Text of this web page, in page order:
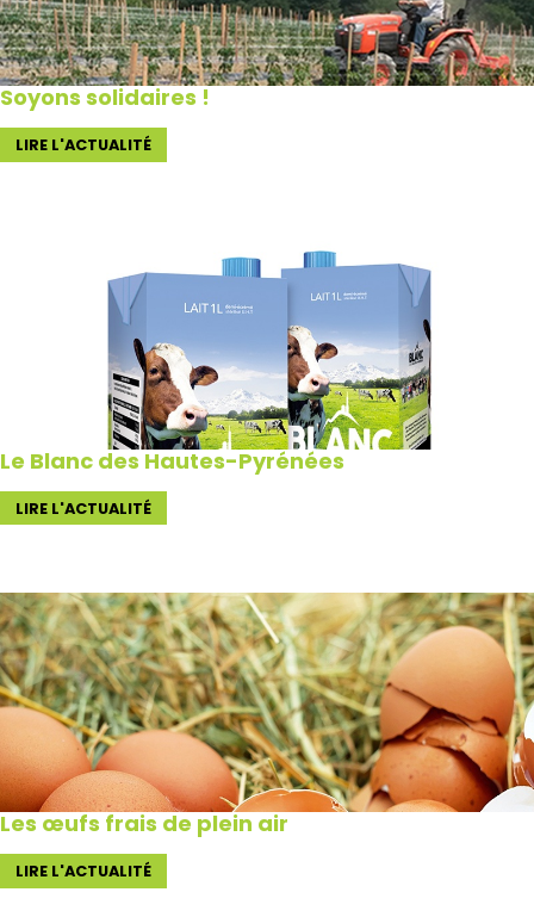
Soyons solidaires !
LIRE L'ACTUALITÉ
Le Blanc des Hautes-Pyrénées
LIRE L'ACTUALITÉ
Les œufs frais de plein air
LIRE L'ACTUALITÉ